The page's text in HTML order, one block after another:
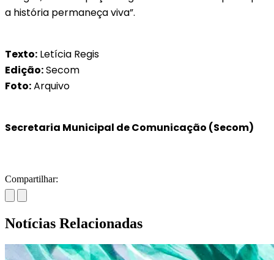
a história permaneça viva”.
Texto: Letícia Regis
Edição:Secom
Foto:Arquivo
Secretaria Municipal de Comunicação (Secom)
Compartilhar:
Notícias Relacionadas